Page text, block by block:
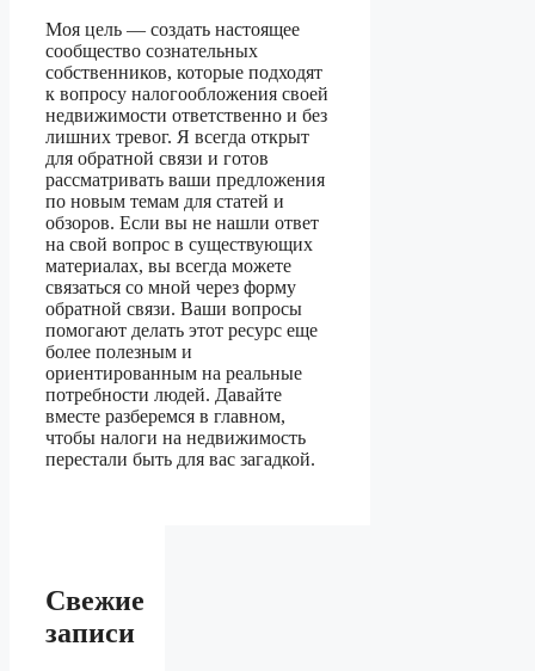
Моя цель — создать настоящее
сообщество сознательных
собственников, которые подходят
к вопросу налогообложения своей
недвижимости ответственно и без
лишних тревог. Я всегда открыт
для обратной связи и готов
рассматривать ваши предложения
по новым темам для статей и
обзоров. Если вы не нашли ответ
на свой вопрос в существующих
материалах, вы всегда можете
связаться со мной через форму
обратной связи. Ваши вопросы
помогают делать этот ресурс еще
более полезным и
ориентированным на реальные
потребности людей. Давайте
вместе разберемся в главном,
чтобы налоги на недвижимость
перестали быть для вас загадкой.
Свежие
записи